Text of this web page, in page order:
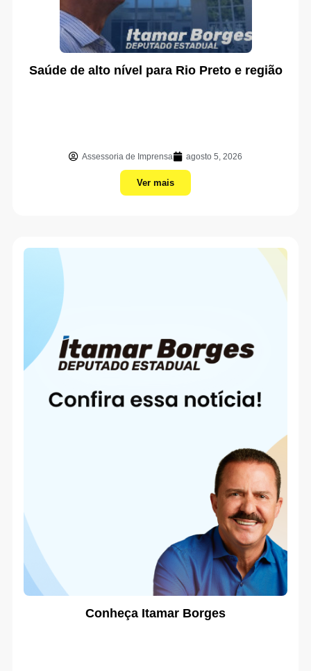
Saúde de alto nível para Rio Preto e região
Assessoria de Imprensa agosto 5, 2026
Ver mais
Conheça Itamar Borges